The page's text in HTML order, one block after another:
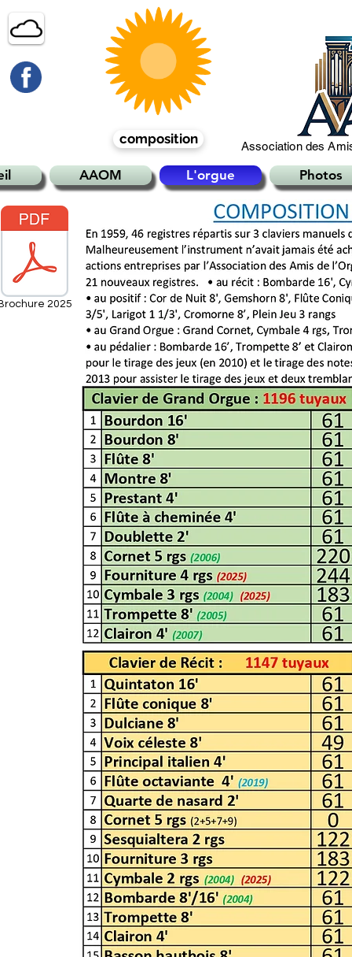
composition Association des
AAOM L'orgue Photos
2025